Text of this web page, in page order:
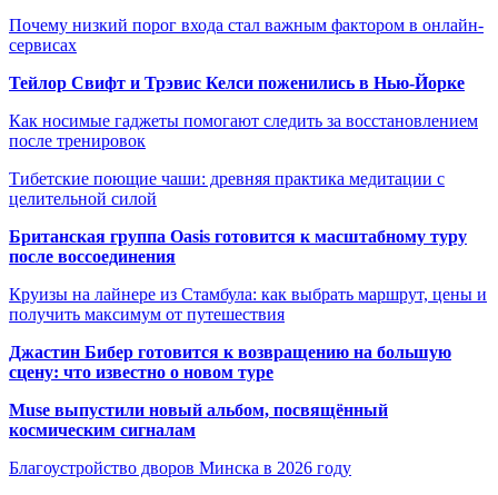
Почему низкий порог входа стал важным фактором в онлайн-
сервисах
Тейлор Свифт и Трэвис Келси поженились в Нью-Йорке
Как носимые гаджеты помогают следить за восстановлением
после тренировок
Тибетские поющие чаши: древняя практика медитации с
целительной силой
Британская группа Oasis готовится к масштабному туру
после воссоединения
Круизы на лайнере из Стамбула: как выбрать маршрут, цены и
получить максимум от путешествия
Джастин Бибер готовится к возвращению на большую
сцену: что известно о новом туре
Muse выпустили новый альбом, посвящённый
космическим сигналам
Благоустройство дворов Минска в 2026 году